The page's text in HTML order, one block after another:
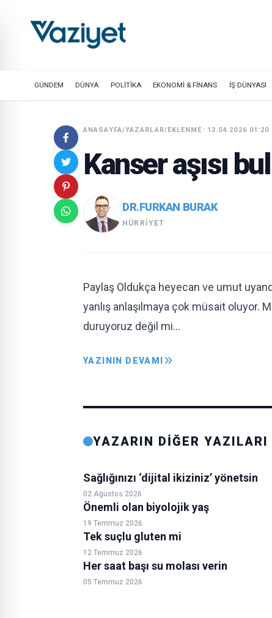
GÜNDEM DÜNYA POLİTİKA EKONOMİ & FİNANS İŞ DÜNYASI
ANASAYFA/YAZARLAR/EKLENME: 12.04.2026 01:20
Kanser aşısı
DR.FURKAN BURAK
HÜRRIYET
Paylaş Oldukça heyecan ve umut
yanlış anlaşılmaya çok müsait oluyor.
duruyoruz değil mi…
YAZININ DEVAMI
YAZARIN DİĞER YAZILARI
Sağlığınızı ‘dijital ikiziniz’ yönetsin
02 Ağustos 2026
Önemli olan biyolojik yaş
19 Temmuz 2026
Tek suçlu gluten mi
12 Temmuz 2026
Her saat başı su molası verin
05 Temmuz 2026